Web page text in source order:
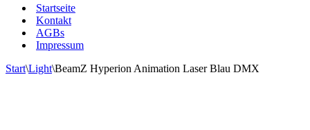
Startseite
Kontakt
AGBs
Impressum
Start\Light\BeamZ Hyperion Animation Laser Blau DMX